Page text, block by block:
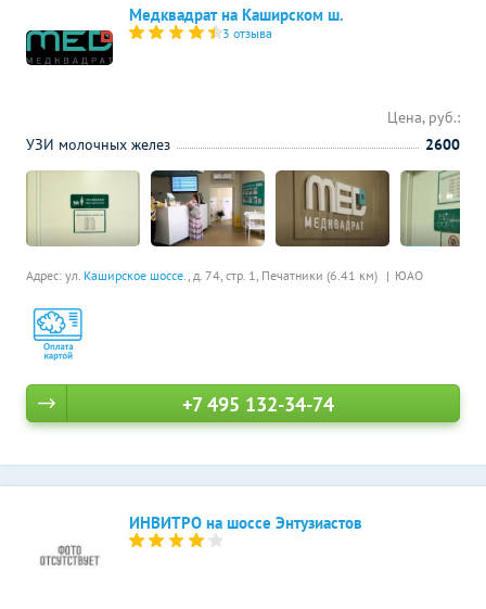
Медквадрат на Каширском ш.
3 отзыва
Адрес: ул. Каширское шоссе., д. 74, стр. 1, Печатники (6.41 км) ЮАО
Цена, руб.:
УЗИ молочных желез
2600
+7 495 132-34-74
ИНВИТРО на шоссе Энтузиастов